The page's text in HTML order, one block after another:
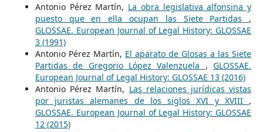
Antonio Pérez Martín, La obra legislativa alfonsina y
puesto que en ella ocupan las Siete Partidas ,
GLOSSAE. European Journal of Legal History: GLOSSAE
3 (1991)
Antonio Pérez Martín, El aparato de Glosas a las Siete
Partidas de Gregorio López Valenzuela ,GLOSSAE.
European Journal of Legal History: GLOSSAE 13 (2016)
Antonio Pérez Martín, Las relaciones jurídicas vistas
por juristas alemanes de los siglos XVI y XVIII ,
GLOSSAE. European Journal of Legal History: GLOSSAE
12 (2015)